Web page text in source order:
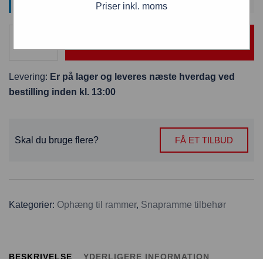
Levering: Er på lager og leveres næste hverdag ved
bestilling inden kl. 13:00
Skal du bruge flere? FÅ ET TILBUD
Kategorier: Ophæng til rammer, Snapramme tilbehør
BESKRIVELSE YDERLIGERE INFORMATION
Priser inkl. moms